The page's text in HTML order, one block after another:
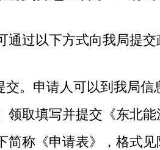
通过以下方式向我局提
交。申请人可以到我局
领取填写并提交《东北
简称《申请表》，格式